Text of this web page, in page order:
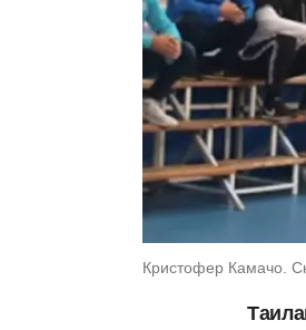
Кристофер Камачо.